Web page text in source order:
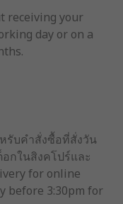
receiving your
day or on a
รับคำสั่งซื้อที่สั่งวัน
กในสิงคโปร์และ
for online
before 3:30pm for